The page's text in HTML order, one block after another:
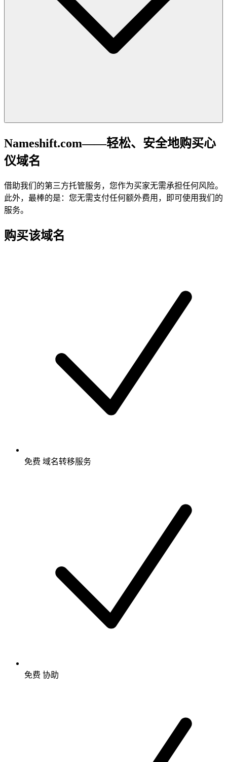
Nameshift.com——轻松、安全地购买心
仪域名
借助我们的第三方托管服务，您作为买家无需承担任何风险。
此外，最棒的是：您无需支付任何额外费用，即可使用我们的
服务。
购买该域名
免费 域名转移服务
免费 协助